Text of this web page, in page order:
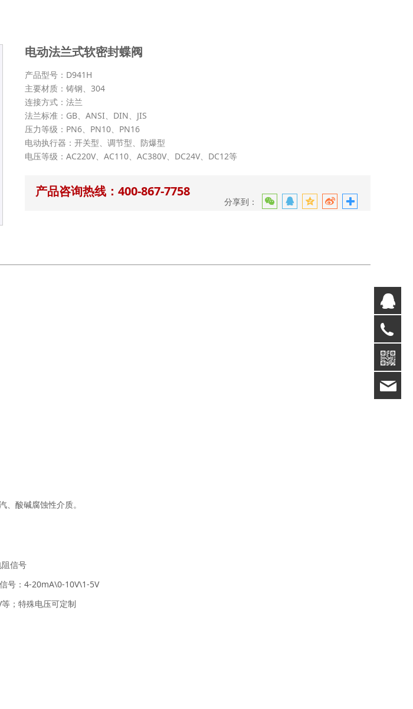
阀
电动法兰式软密封蝶阀
产品型号：D941H
主要材质：铸钢、304
连接方式：法兰
法兰标准：GB、ANSI、DIN、JIS
压力等级：PN6、PN10、PN16
电动执行器：开关型、调节型、防爆型
电压等级：AC220V、AC110、AC380V、DC24V、DC12等
产品咨询热线：400-867-7758
分享到：
、酸碱腐蚀性介质。
信号
号：4-20mA\0-10V\1-5V
；特殊电压可定制
销